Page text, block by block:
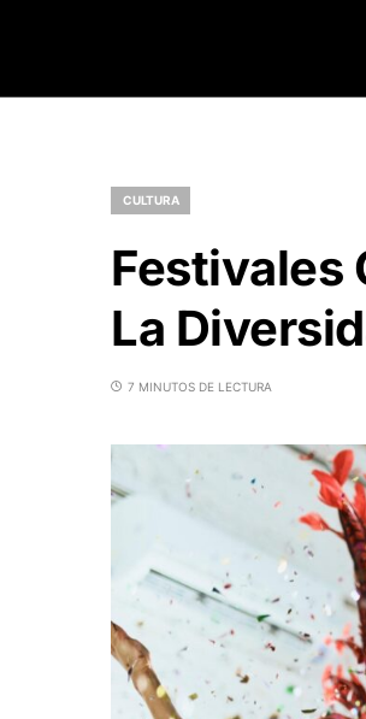
CULTURA
Festivales
La
7 MINUTOS DE LECTURA